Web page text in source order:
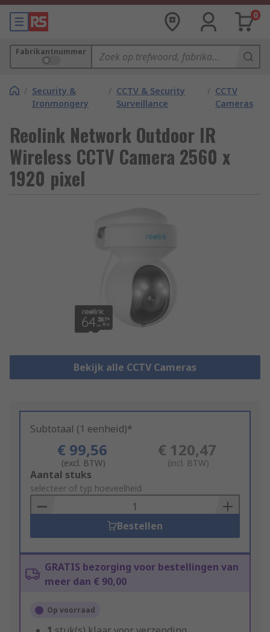
0
Fabrikantnummer
/ Security &
Ironmongery
/ CCTV & Security
Surveillance
/ CCTV
Cameras
Reolink Network Outdoor IR
Wireless CCTV Camera 2560 x
1920 pixel
Bekijk alle CCTV Cameras
Subtotaal (1 eenheid)*
€ 99,56
(excl. BTW)
€ 120,47
(incl. BTW)
Add
to
Basket
Aantal stuks
selecteer of typ hoeveelheid
Bestellen
GRATIS bezorging voor bestellingen van
meer dan € 90,00
Op voorraad